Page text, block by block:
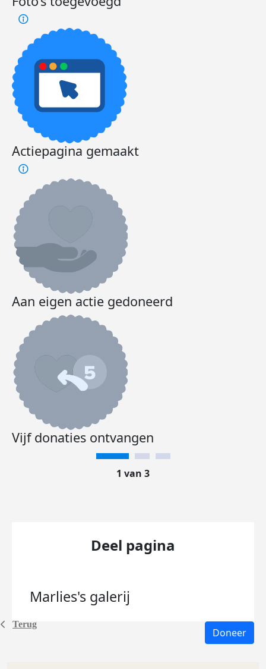
Terug
Actiepagina gemaakt
Aan eigen actie gedoneerd
Vijf donaties ontvangen
1 van 3
Deel pagina
Marlies's galerij
Doneer